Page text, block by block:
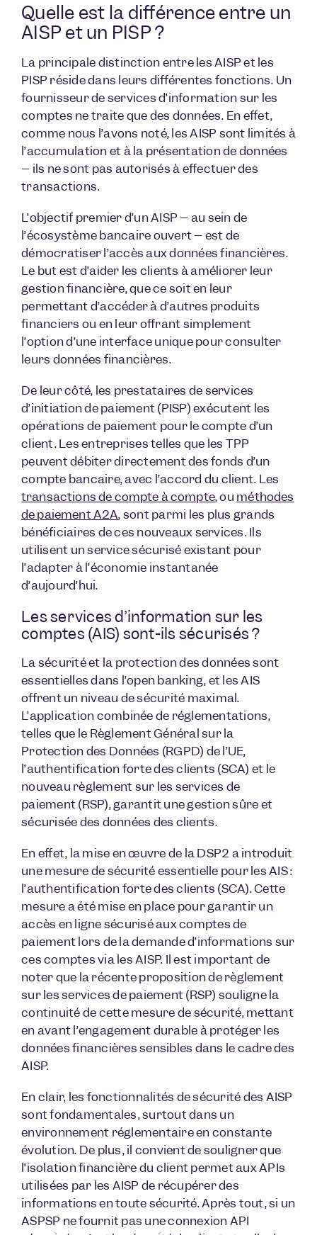
Quelle est la différence entre un
AISP et un PISP ?
La principale distinction entre les AISP et les
PISP réside dans leurs différentes fonctions. Un
fournisseur de services d’information sur les
comptes ne traite que des données. En effet,
comme nous l’avons noté, les AISP sont limités à
l’accumulation et à la présentation de données
– ils ne sont pas autorisés à effectuer des
transactions.
L’objectif premier d’un AISP – au sein de
l’écosystème bancaire ouvert – est de
démocratiser l’accès aux données financières.
Le but est d’aider les clients à améliorer leur
gestion financière, que ce soit en leur
permettant d’accéder à d’autres produits
financiers ou en leur offrant simplement
l’option d’une interface unique pour consulter
leurs données financières.
De leur côté, les prestataires de services
d’initiation de paiement (PISP) exécutent les
opérations de paiement pour le compte d’un
client. Les entreprises telles que les TPP
peuvent débiter directement des fonds d’un
compte bancaire, avec l’accord du client. Les
transactions de compte à compte, ou méthodes
de paiement A2A, sont parmi les plus grands
bénéficiaires de ces nouveaux services. Ils
utilisent un service sécurisé existant pour
l’adapter à l’économie instantanée
d’aujourd’hui.
Les services d’information sur les
comptes (AIS) sont-ils sécurisés ?
La sécurité et la protection des données sont
essentielles dans l’open banking, et les AIS
offrent un niveau de sécurité maximal.
L’application combinée de réglementations,
telles que le Règlement Général sur la
Protection des Données (RGPD) de l’UE,
l’authentification forte des clients (SCA) et le
nouveau règlement sur les services de
paiement (RSP), garantit une gestion sûre et
sécurisée des données des clients.
En effet, la mise en œuvre de la DSP2 a introduit
une mesure de sécurité essentielle pour les AIS :
l’authentification forte des clients (SCA). Cette
mesure a été mise en place pour garantir un
accès en ligne sécurisé aux comptes de
paiement lors de la demande d’informations sur
ces comptes via les AISP. Il est important de
noter que la récente proposition de règlement
sur les services de paiement (RSP) souligne la
continuité de cette mesure de sécurité, mettant
en avant l’engagement durable à protéger les
données financières sensibles dans le cadre des
AISP.
En clair, les fonctionnalités de sécurité des AISP
sont fondamentales, surtout dans un
environnement réglementaire en constante
évolution. De plus, il convient de souligner que
l’isolation financière du client permet aux APIs
utilisées par les AISP de récupérer des
informations en toute sécurité. Après tout, si un
ASPSP ne fournit pas une connexion API